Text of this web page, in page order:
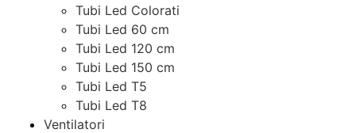
Tubi Led Colorati
Tubi Led 60 cm
Tubi Led 120 cm
Tubi Led 150 cm
Tubi Led T5
Tubi Led T8
Ventilatori